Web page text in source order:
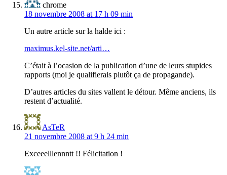
chrome
18 novembre 2008 at 17 h 09 min
Un autre article sur la halde ici :
maximus.kel-site.net/arti…
C’était à l’ocasion de la publication d’une de leurs stupides
rapports (moi je qualifierais plutôt ça de propagande).
D’autres articles du sites vallent le détour. Même anciens, ils
restent d’actualité.
AsTeR
21 novembre 2008 at 9 h 24 min
Exceeelllennntt !! Félicitation !